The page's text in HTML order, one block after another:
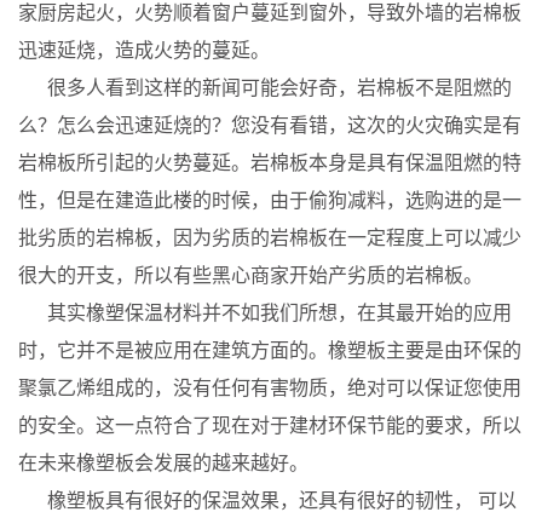
家厨房起火，火势顺着窗户蔓延到窗外，导致外墙的岩棉板
迅速延烧，造成火势的蔓延。
很多人看到这样的新闻可能会好奇，岩棉板不是阻燃的
么？怎么会迅速延烧的？您没有看错，这次的火灾确实是有
岩棉板所引起的火势蔓延。岩棉板本身是具有保温阻燃的特
性，但是在建造此楼的时候，由于偷狗减料，选购进的是一
批劣质的岩棉板，因为劣质的岩棉板在一定程度上可以减少
很大的开支，所以有些黑心商家开始产劣质的岩棉板。
其实橡塑保温材料并不如我们所想，在其最开始的应用
时，它并不是被应用在建筑方面的。橡塑板主要是由环保的
聚氯乙烯组成的，没有任何有害物质，绝对可以保证您使用
的安全。这一点符合了现在对于建材环保节能的要求，所以
在未来橡塑板会发展的越来越好。
橡塑板具有很好的保温效果，还具有很好的韧性， 可以